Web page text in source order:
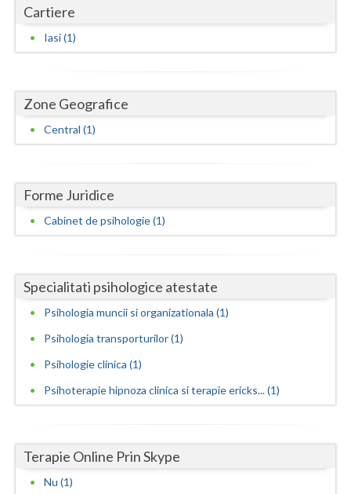
Harghita
Ialomita
Iasi
Maramures
Mehedinti
Neamt
Olt
Prahova
Satu-Mare
Suceava
Cartiere
Iasi (1)
Zone Geografice
Central (1)
Forme Juridice
Cabinet de psihologie (1)
Specialitati psihologice atestate
Psihologia muncii si organizationala (1)
Psihologia transporturilor (1)
Psihologie clinica (1)
Psihoterapie hipnoza clinica si terapie ericks... (1)
Terapie Online Prin Skype
Nu (1)